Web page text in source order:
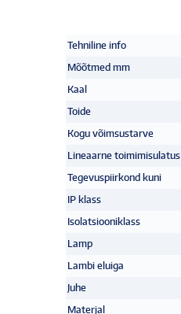
Tehniline info
Mõõtmed mm
Kaal
Toide
Kogu võimsustarve
Lineaarne toimimisulatus
Tegevuspiirkond kuni
IP klass
Isolatsiooniklass
Lamp
Lambi eluiga
Juhe
Materjal